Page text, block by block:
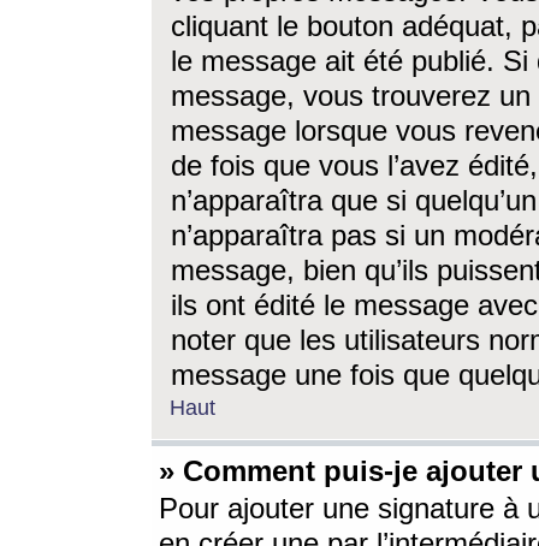
cliquant le bouton adéquat,
le message ait été publié. Si
message, vous trouverez
message lorsque vous
de fois que vous l’avez
n’apparaîtra que si
n’apparaîtra pas si un
message, bien qu’ils
ils ont édité le message
noter que les utilisateurs
message une fois que
Haut
» Comment puis-je ajouter
Pour ajouter une signature à